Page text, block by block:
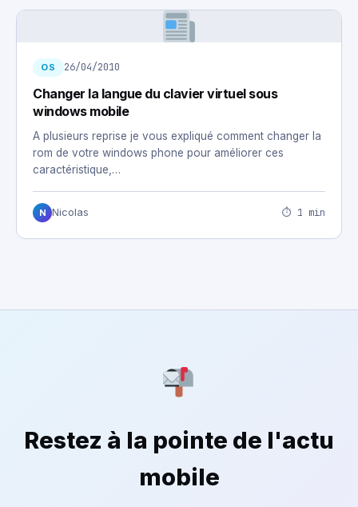
OS 26/04/2010
Changer la langue du clavier virtuel sous
windows mobile
A plusieurs reprise je vous expliqué comment changer la
rom de votre windows phone pour améliorer ces
caractéristique,…
N Nicolas ⏱ 1 min
Restez à la pointe de l'actu
mobile